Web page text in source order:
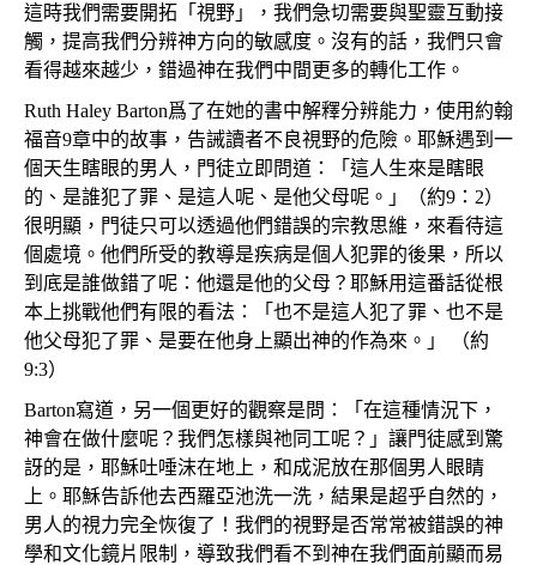
這時我們需要開拓「視野」，我們急切需要與聖靈互動接
觸，提高我們分辨神方向的敏感度。沒有的話，我們只會
看得越來越少，錯過神在我們中間更多的轉化工作。
Ruth Haley Barton爲了在她的書中解釋分辨能力，使用約翰
福音9章中的故事，告誡讀者不良視野的危險。耶穌遇到一
個天生瞎眼的男人，門徒立即問道：「這人生來是瞎眼
的、是誰犯了罪、是這人呢、是他父母呢。」（約9：2）
很明顯，門徒只可以透過他們錯誤的宗教思維，來看待這
個處境。他們所受的教導是疾病是個人犯罪的後果，所以
到底是誰做錯了呢：他還是他的父母？耶穌用這番話從根
本上挑戰他們有限的看法：「也不是這人犯了罪、也不是
他父母犯了罪、是要在他身上顯出神的作為來。」 （約
9:3）
Barton寫道，另一個更好的觀察是問：「在這種情況下，
神會在做什麼呢？我們怎樣與祂同工呢？」讓門徒感到驚
訝的是，耶穌吐唾沫在地上，和成泥放在那個男人眼睛
上。耶穌告訴他去西羅亞池洗一洗，結果是超乎自然的，
男人的視力完全恢復了！我們的視野是否常常被錯誤的神
學和文化鏡片限制，導致我們看不到神在我們面前顯而易